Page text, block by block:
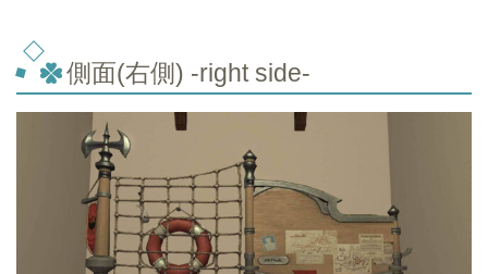
側面(右側) -right side-